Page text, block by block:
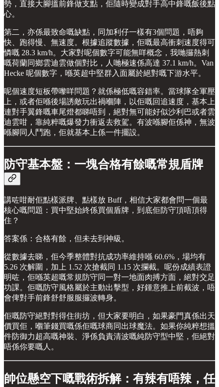
勢，直接大腳搵前鋒做支點，佢隨時變成對手高中鋒嘅飯後點
心。
第二，亦係最致命嘅缺點，同加利仔一樣有3個問題，唔夠
快、跑得慢、無速度。根據追蹤數據，佢嘅最高衝刺速度得可
憐嘅 28.3 km/h。大家對呢個數字可能無咩概念，我哋攞熱刺
嘅荷蘭同鄉雲迪雲做個對比，人哋極速係高達 37.1 km/h。Van
Hecke 呢個數字，喺英超中堅群入面屬於絕對嘅下游水平。
呢個速度短板帶嚟咩問題？就係極低嘅容錯率。當球隊全軍壓
上，或者佢喺後場誘敵玩出禍嗰陣，以佢嘅回追速度，基本上
連對手翼鋒嘅車尾燈都睇唔到，絕對無可能好似沙利巴或者雲
迪雲咁，靠純粹嘅爆發力衝返去救駕。有波喺腳佢係神，無波
喺腳同人鬥跑，佢就基本上係一件擺設。
防守基本盤：一塊合格有餘嘅常規盾牌
講咗咁耐佢點樣派牌、點樣放 Buff，相信大家都會問一個最
核心嘅問題：買中堅始終係買個盾牌，到底佢防守頂唔頂得
住？
答案係：合格有餘，但未去到神級。
從數據去睇，佢今季整體對抗成功率維持喺 60.6%，場均有
5.26 次解圍，加上 1.52 次搶截同 1.15 次攔截。呢份成績表證
明咗，佢喺英超嘅常規防守同一對一地面肉搏方面，絕對交足
功課。佢嘅防守風格屬於主動出擊型，好鍾意推上前截波，唔
會俾對手前鋒舒舒服服攞波轉身。
佢嘅防守絕對對得住街坊，但大家要明白，如果豪門真係出天
價買佢，嗰筆錢買嘅係佢嘅球商同出球魔法。如果你純粹想搵
件防御力超高嘅神裝、淨係負責清波嘅純防守型中堅，佢絕對
唔係你要嘅人。
帥位懸空下嘅戰術拆解：有辣有唔辣，任